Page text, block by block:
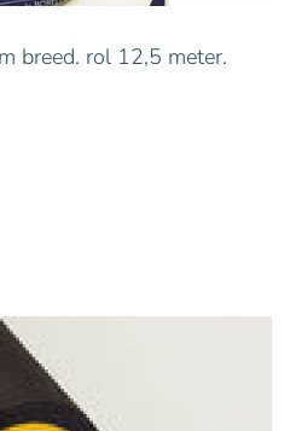
breed. rol 12,5 meter.